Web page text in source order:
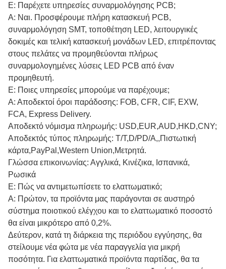
Ε: Παρέχετε υπηρεσίες συναρμολόγησης PCB;
Α: Ναι. Προσφέρουμε πλήρη κατασκευή PCB,
συναρμολόγηση SMT, τοποθέτηση LED, λειτουργικές
δοκιμές και τελική κατασκευή μονάδων LED, επιτρέποντας
στους πελάτες να προμηθεύονται πλήρως
συναρμολογημένες λύσεις LED PCB από έναν
προμηθευτή.
Ε: Ποιες υπηρεσίες μπορούμε να παρέχουμε;
Α: Αποδεκτοί όροι παράδοσης: FOB, CFR, CIF, EXW,
FCA, Express Delivery.
Αποδεκτό νόμισμα πληρωμής: USD,EUR,AUD,HKD,CNY;
Αποδεκτός τύπος πληρωμής: T/T,D/PD/A,,Πιστωτική
κάρτα,PayPal,Western Union,Μετρητά.
Γλώσσα επικοινωνίας: Αγγλικά, Κινέζικα, Ισπανικά,
Ρωσικά
Ε: Πώς να αντιμετωπίσετε το ελαττωματικό;
Α: Πρώτον, τα προϊόντα μας παράγονται σε αυστηρό
σύστημα ποιοτικού ελέγχου και το ελαττωματικό ποσοστό
θα είναι μικρότερο από 0,2%.
Δεύτερον, κατά τη διάρκεια της περιόδου εγγύησης, θα
στείλουμε νέα φώτα με νέα παραγγελία για μικρή
ποσότητα. Για ελαττωματικά προϊόντα παρτίδας, θα τα